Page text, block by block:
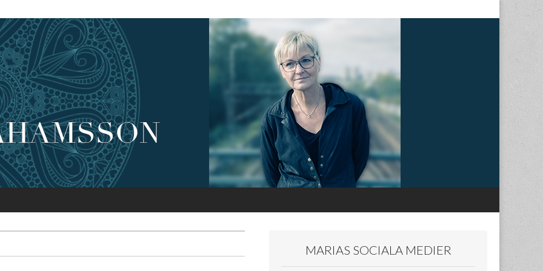
MARIAS SOCIALA MEDIER